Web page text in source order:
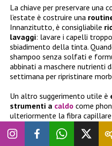
La chiave per preservare una
l’estate è costruire una
Innanzitutto, è consigliabile
lavaggi: lavare i capelli
sbiadimento della tinta.
shampoo senza solfati e
abbinati a maschere nutrienti
settimana per ripristinare
Un altro suggerimento utile è
strumenti a caldo come
ulteriormente la fibra
naturali o styling a bassa